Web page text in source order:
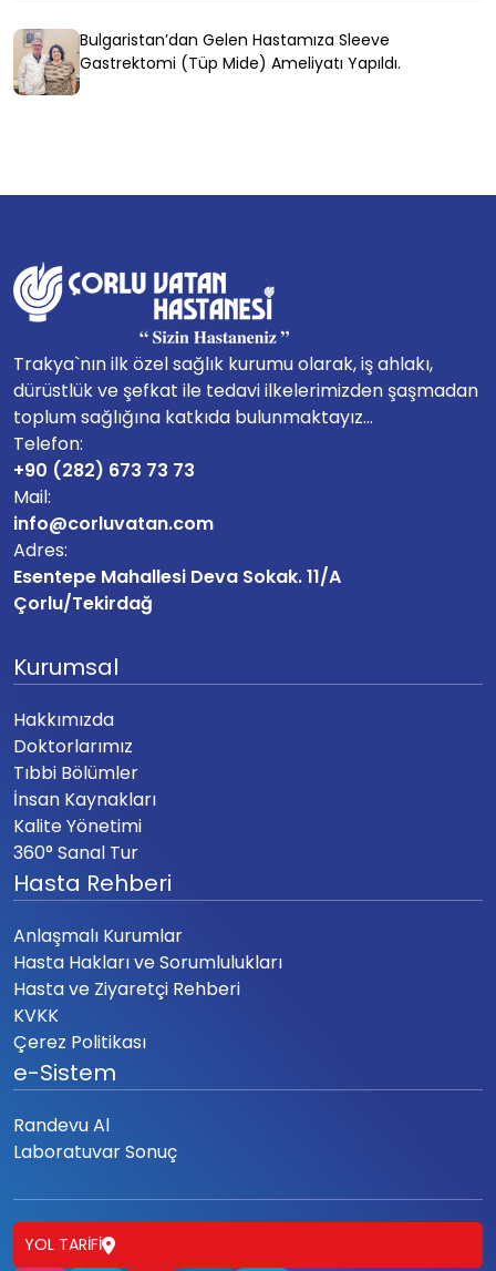
Bulgaristan’dan Gelen Hastamıza Sleeve
Gastrektomi (Tüp Mide) Ameliyatı Yapıldı.
Trakya`nın ilk özel sağlık kurumu olarak, iş ahlakı,
dürüstlük ve şefkat ile tedavi ilkelerimizden şaşmadan
toplum sağlığına katkıda bulunmaktayız...
Telefon:
+90 (282) 673 73 73
Mail:
info@corluvatan.com
Adres:
Esentepe Mahallesi Deva Sokak. 11/A
Çorlu/Tekirdağ
Kurumsal
Hakkımızda
Doktorlarımız
Tıbbi Bölümler
İnsan Kaynakları
Kalite Yönetimi
360° Sanal Tur
Hasta Rehberi
Anlaşmalı Kurumlar
Hasta Hakları ve Sorumlulukları
Hasta ve Ziyaretçi Rehberi
KVKK
Çerez Politikası
e-Sistem
Randevu Al
Laboratuvar Sonuç
YOL TARIFI